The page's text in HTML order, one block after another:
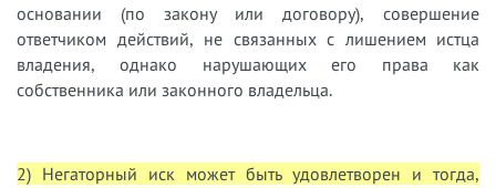
основании (по закону или договору), совершение
ответчиком действий, не связанных с лишением истца
владения, однако нарушающих его права как
собственника или законного владельца.
2) Негаторный иск может быть удовлетворен и тогда,